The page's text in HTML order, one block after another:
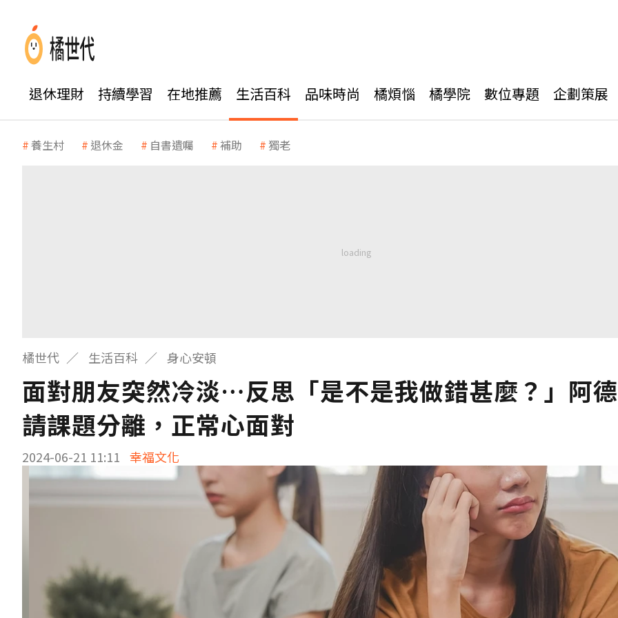
退休理財 持續學習 在地推薦 生活百科 品味時尚 橘煩惱 橘學院 數位專題 企劃策展
養生村 退休金 自書遺囑 補助 獨老
橘世代 生活百科 身心安頓
面對朋友突然冷淡…反思「是不是我做錯甚麼？」阿
請課題分離，正常心面對
2024-06-21 11:11 幸福文化